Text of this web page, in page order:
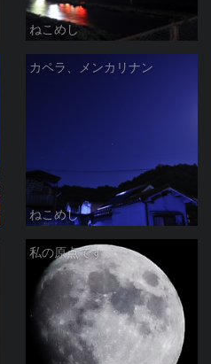
ねこめし
カペラ、メンカリナン
ねこめし
私の原点です。